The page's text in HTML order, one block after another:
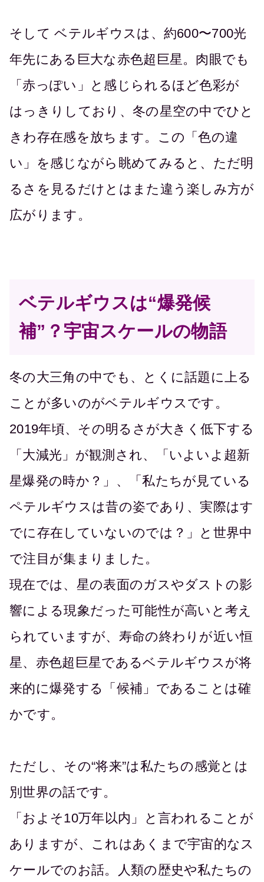
そして ベテルギウスは、約600〜700光
年先にある巨大な赤色超巨星。肉眼でも
「赤っぽい」と感じられるほど色彩が
はっきりしており、冬の星空の中でひと
きわ存在感を放ちます。この「色の違
い」を感じながら眺めてみると、ただ明
るさを見るだけとはまた違う楽しみ方が
広がります。
ベテルギウスは“爆発候
補”？宇宙スケールの物語
冬の大三角の中でも、とくに話題に上る
ことが多いのがベテルギウスです。
2019年頃、その明るさが大きく低下する
「大減光」が観測され、「いよいよ超新
星爆発の時か？」、「私たちが見ている
ペテルギウスは昔の姿であり、実際はす
でに存在していないのでは？」と世界中
で注目が集まりました。
現在では、星の表面のガスやダストの影
響による現象だった可能性が高いと考え
られていますが、寿命の終わりが近い恒
星、赤色超巨星であるベテルギウスが将
来的に爆発する「候補」であることは確
かです。
ただし、その“将来”は私たちの感覚とは
別世界の話です。
「およそ10万年以内」と言われることが
ありますが、これはあくまで宇宙的なス
ケールでのお話。人類の歴史や私たちの